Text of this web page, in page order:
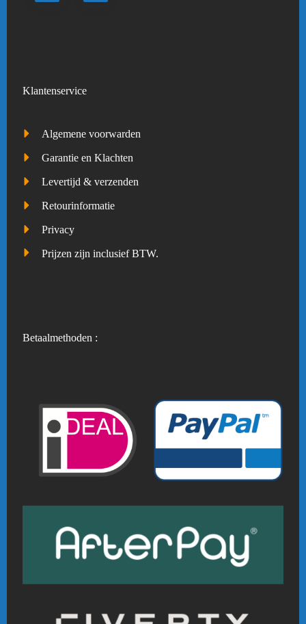
Klantenservice
Algemene voorwarden
Garantie en Klachten
Levertijd & verzenden
Retourinformatie
Privacy
Prijzen zijn inclusief BTW.
Betaalmethoden :